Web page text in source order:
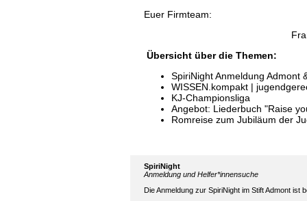
Euer Firmteam:
Übersicht über die Themen:
SpiriNight Anmeldung Admont
WISSEN.kompakt |
KJ-Championsliga
Angebot: Liederbuch "Raise
Romreise zum Jubiläum der
SpiriNight
Anmeldung und Helfer*innensuche
Die Anmeldung zur SpiriNight im Stift Admont ist